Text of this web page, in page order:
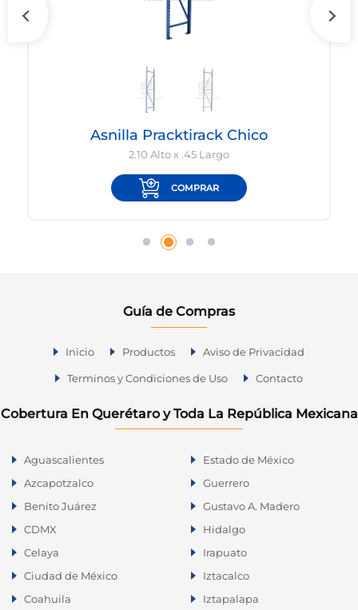
Asnilla Pracktirack Chico
2.10 Alto x .45 Largo
COMPRAR
Guía de Compras
Inicio Productos Aviso de Privacidad
Terminos y Condiciones de Uso Contacto
Cobertura En Querétaro y Toda La República Mexicana
Aguascalientes
Azcapotzalco
Benito Juárez
CDMX
Celaya
Ciudad de México
Coahuila
Estado de México
Guerrero
Gustavo A. Madero
Hidalgo
Irapuato
Iztacalco
Iztapalapa